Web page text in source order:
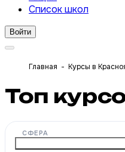
Список школ
Войти
Главная Курсы в
Топ
СФЕРА